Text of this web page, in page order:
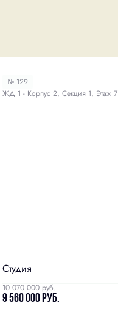
№ 129
ЖД 1 - Корпус 2, Секция 1, Этаж 7
Студия
10 070 000руб.
9 560 000руб.